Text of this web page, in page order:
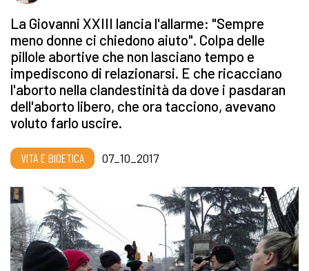
La Giovanni XXIII lancia l'allarme: "Sempre
meno donne ci chiedono aiuto". Colpa delle
pillole abortive che non lasciano tempo e
impediscono di relazionarsi. E che ricacciano
l'aborto nella clandestinità da dove i pasdaran
dell'aborto libero, che ora tacciono, avevano
voluto farlo uscire.
VITA E BIOETICA 07_10_2017